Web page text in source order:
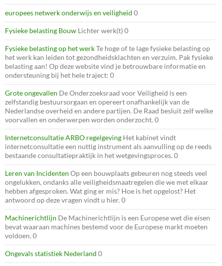
europees netwerk onderwijs en veiligheid 0
Fysieke belasting Bouw Lichter werk(t) 0
Fysieke belasting op het werkTe hoge of te lage fysieke belasting op
het werk kan leiden tot gezondheidsklachten en verzuim. Pak fysieke
belasting aan! Op deze website vind je betrouwbare informatie en
ondersteuning bij het hele traject: 0
Grote ongevallen De Onderzoeksraad voor Veiligheid is een
zelfstandig bestuursorgaan en opereert onafhankelijk van de
Nederlandse overheid en andere partijen. De Raad besluit zelf welke
voorvallen en onderwerpen worden onderzocht. 0
Internetconsultatie ARBO regelgeving Het kabinet vindt
internetconsultatie een nuttig instrument als aanvulling op de reeds
bestaande consultatiepraktijk in het wetgevingsproces. 0
Leren van Incidenten Op een bouwplaats gebeuren nog steeds veel
ongelukken, ondanks alle veiligheidsmaatregelen die we met elkaar
hebben afgesproken. Wat ging er mis? Hoe is het opgelost? Het
antwoord op deze vragen vindt u hier. 0
Machinerichtlijn De Machinerichtlijn is een Europese wet die eisen
bevat waaraan machines bestemd voor de Europese markt moeten
voldoen. 0
Ongevals statistiek Nederland 0